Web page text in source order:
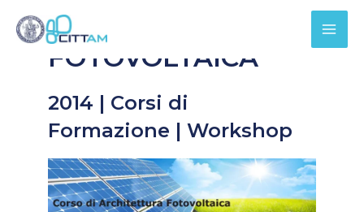
contenuto
ARCHITETTURA
FOTOVOLTAICA
2014 | Corsi di
Formazione | Workshop